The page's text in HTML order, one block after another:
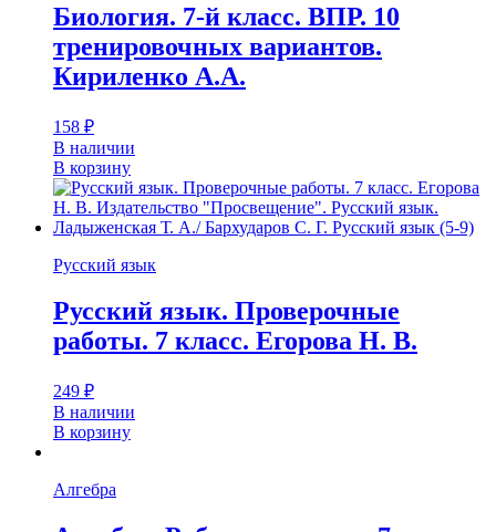
Биология. 7-й класс. ВПР. 10
тренировочных вариантов.
Кириленко А.А.
158 ₽
В наличии
В корзину
Русский язык
Русский язык. Проверочные
работы. 7 класс. Егорова Н. В.
249 ₽
В наличии
В корзину
Алгебра